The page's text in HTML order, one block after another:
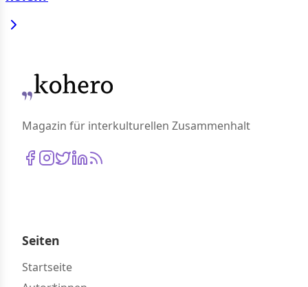
Magazin für interkulturellen Zusammenhalt
Seiten
Startseite